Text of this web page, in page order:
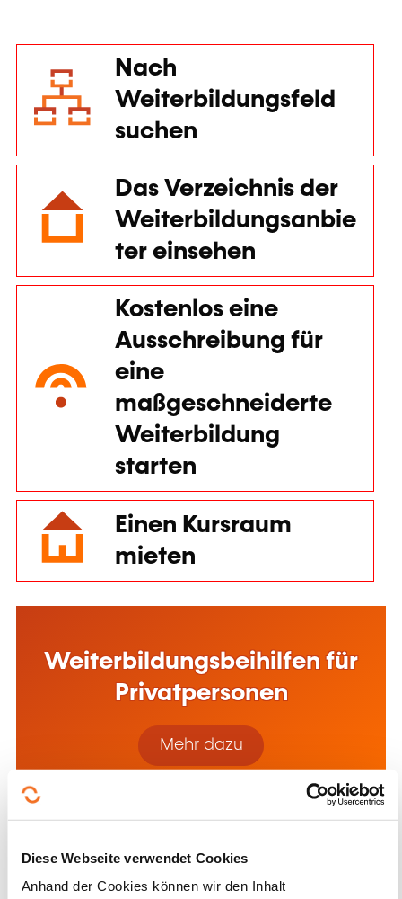
Diese Webseite verwendet Cookies
Anhand der Cookies können wir den Inhalt
Nach
Weiterbildungsfeld
suchen
Das Verzeichnis der
Weiterbildungsanbie
ter einsehen
Kostenlos eine
Ausschreibung für
eine
maßgeschneiderte
Weiterbildung
starten
Einen Kursraum
mieten
Weiterbildungsbeihilfen für
Mehr dazu